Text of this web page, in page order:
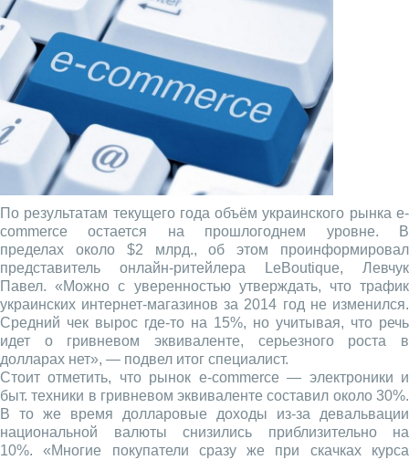
По результатам текущего года объём украинского рынка e-
commerce остается на прошлогоднем уровне. В
пределах около $2 млрд., об этом проинформировал
представитель онлайн-ритейлера LeBoutique, Левчук
Павел. «Можно с уверенностью утверждать, что трафик
украинских интернет-магазинов за 2014 год не изменился.
Средний чек вырос где-то на 15%, но учитывая, что речь
идет о гривневом эквиваленте, серьезного роста в
долларах нет», — подвел итог специалист.
Стоит отметить, что рынок e-commerce — электроники и
быт. техники в гривневом эквиваленте составил около 30%.
В то же время долларовые доходы из-за девальвации
национальной валюты снизились приблизительно на
10%. «Многие покупатели сразу же при скачках курса